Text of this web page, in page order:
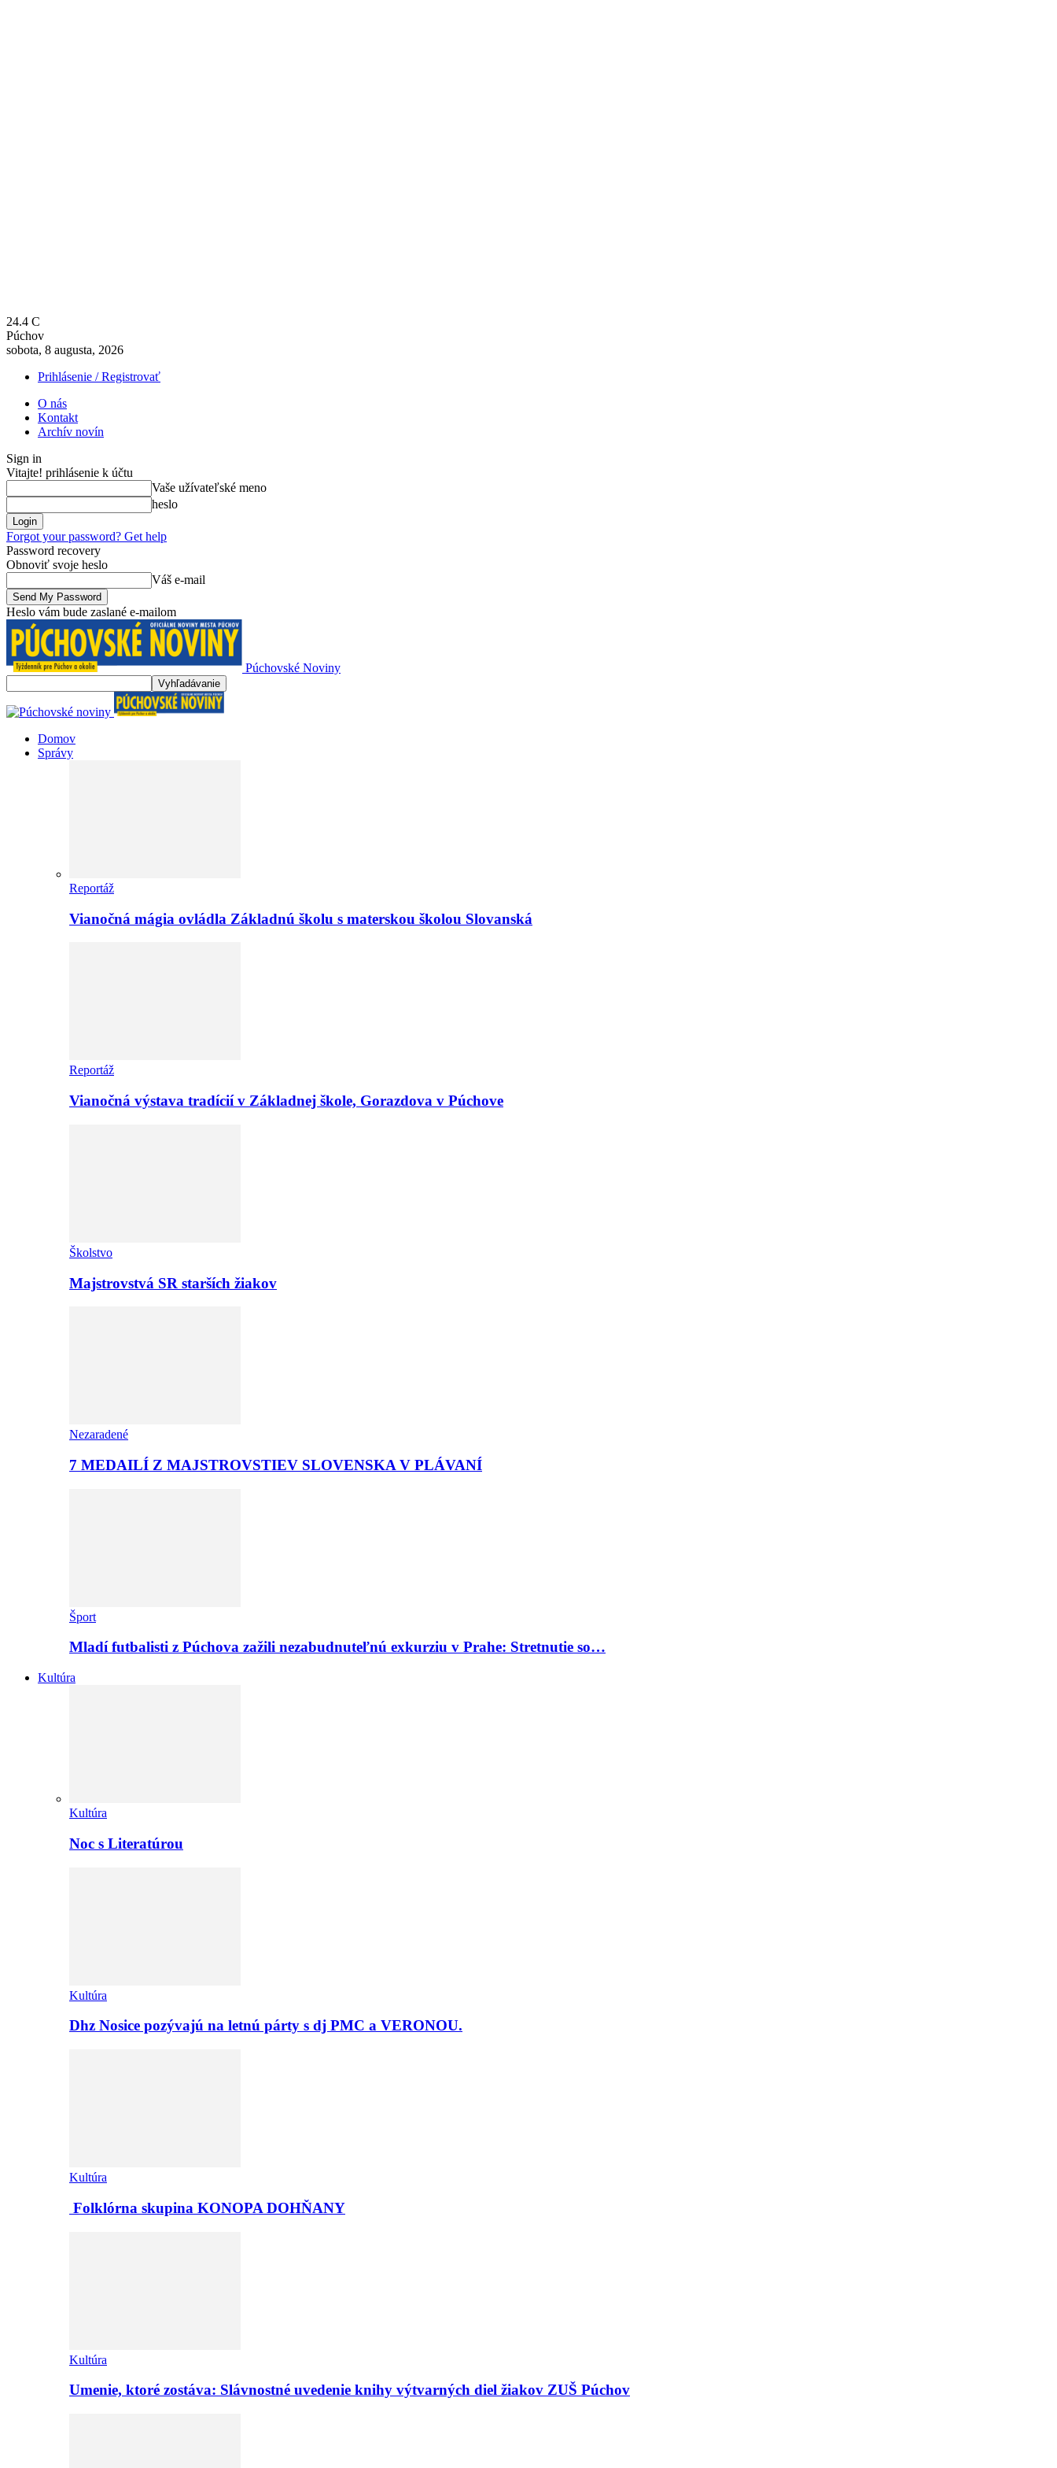
24.4 C
Púchov
sobota, 8 augusta, 2026
Prihlásenie / Registrovať
O nás
Kontakt
Archív novín
Sign in
Vitajte! prihlásenie k účtu
Vaše užívateľské meno
heslo
Forgot your password? Get help
Password recovery
Obnoviť svoje heslo
Váš e-mail
Heslo vám bude zaslané e-mailom
Púchovské Noviny
Domov
Správy
Reportáž
Vianočná mágia ovládla Základnú školu s materskou školou Slovanská
Reportáž
Vianočná výstava tradícií v Základnej škole, Gorazdova v Púchove
Školstvo
Majstrovstvá SR starších žiakov
Nezaradené
7 MEDAILÍ Z MAJSTROVSTIEV SLOVENSKA V PLÁVANÍ
Šport
Mladí futbalisti z Púchova zažili nezabudnuteľnú exkurziu v Prahe: Stretnutie so…
Kultúra
Kultúra
Noc s Literatúrou
Kultúra
Dhz Nosice pozývajú na letnú párty s dj PMC a VERONOU.
Kultúra
Folklórna skupina KONOPA DOHŇANY
Kultúra
Umenie, ktoré zostáva: Slávnostné uvedenie knihy výtvarných diel žiakov ZUŠ Púchov